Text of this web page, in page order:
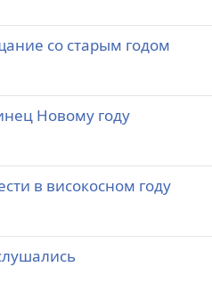
со старым годом
Новому году
в високосном году